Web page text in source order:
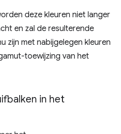
deze kleuren niet langer
en zal de resulterende
zijn met nabijgelegen kleuren
toewijzing van het
in het